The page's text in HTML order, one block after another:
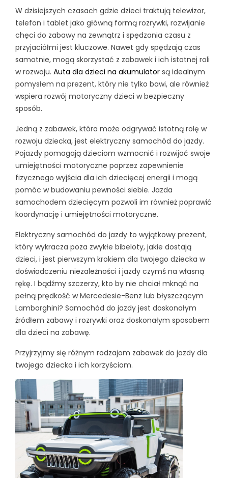
W dzisiejszych czasach gdzie dzieci traktują telewizor,
telefon i tablet jako główną formą rozrywki, rozwijanie
chęci do zabawy na zewnątrz i spędzania czasu z
przyjaciółmi jest kluczowe. Nawet gdy spędzają czas
samotnie, mogą skorzystać z zabawek i ich istotnej roli
w rozwoju. Auta dla dzieci na akumulator są idealnym
pomysłem na prezent, który nie tylko bawi, ale również
wspiera rozwój motoryczny dzieci w bezpieczny
sposób.
Jedną z zabawek, która może odgrywać istotną rolę w
rozwoju dziecka, jest elektryczny samochód do jazdy.
Pojazdy pomagają dzieciom wzmocnić i rozwijać swoje
umiejętności motoryczne poprzez zapewnienie
fizycznego wyjścia dla ich dziecięcej energii i mogą
pomóc w budowaniu pewności siebie. Jazda
samochodem dziecięcym pozwoli im również poprawić
koordynację i umiejętności motoryczne.
Elektryczny samochód do jazdy to wyjątkowy prezent,
który wykracza poza zwykłe bibeloty, jakie dostają
dzieci, i jest pierwszym krokiem dla twojego dziecka w
doświadczeniu niezależności i jazdy czymś na własną
rękę. I bądźmy szczerzy, kto by nie chciał mknąć na
pełną prędkość w Mercedesie-Benz lub błyszczącym
Lamborghini? Samochód do jazdy jest doskonałym
źródłem zabawy i rozrywki oraz doskonałym sposobem
dla dzieci na zabawę.
Przyjrzyjmy się różnym rodzajom zabawek do jazdy dla
twojego dziecka i ich korzyściom.